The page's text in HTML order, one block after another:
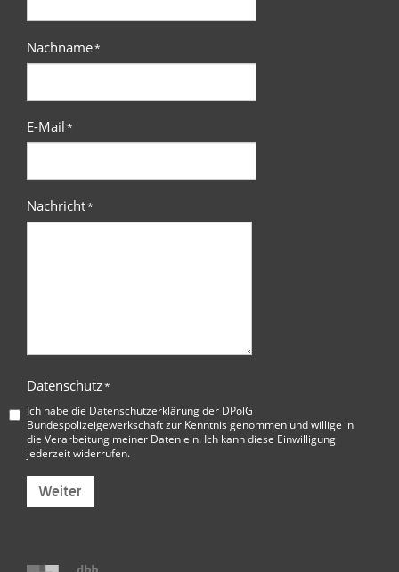
Nachname*
E-Mail*
Nachricht*
Datenschutz*
Ich habe die Datenschutzerklärung der DPolG
Bundespolizeigewerkschaftzur Kenntnis genommen und willige in
die Verarbeitung meiner Daten ein. Ich kann diese Einwilligung
jederzeit widerrufen.
Weiter